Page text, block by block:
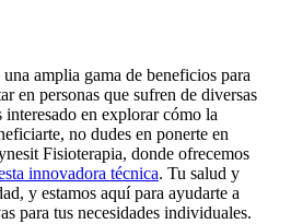
amplia gama de beneficios para
en personas que sufren de diversas
interesado en explorar cómo la
no dudes en ponerte en
Fisioterapia, donde ofrecemos
innovadora técnica. Tu salud y
y estamos aquí para ayudarte a
para tus necesidades individuales.